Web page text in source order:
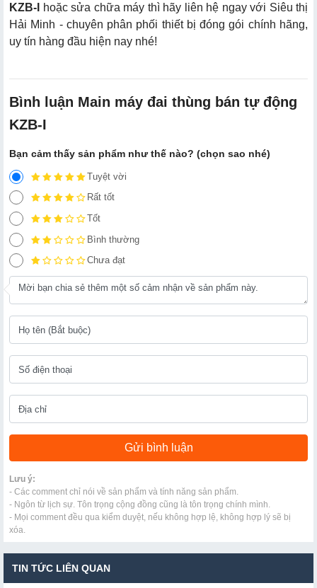
KZB-I
hoặc sửa chữa máy thì hãy liên hệ ngay với Siêu thị
Hải Minh - chuyên phân phối thiết bị đóng gói chính hãng,
uy tín hàng đầu hiện nay nhé!
Bình luận Main máy đai thùng bán tự động
KZB-I
Bạn cảm thấy sản phẩm như thế nào? (chọn sao nhé)
Tuyệt vời
Rất tốt
Tốt
Bình thường
Chưa đạt
Lưu ý:
- Các comment chỉ nói về sản phẩm và tính năng sản phẩm.
- Ngôn từ lịch sự. Tôn trọng cộng đồng cũng là tôn trọng chính mình.
- Mọi comment đều qua kiểm duyệt, nếu không hợp lệ, không hợp lý sẽ bị
xóa.
TIN TỨC LIÊN QUAN